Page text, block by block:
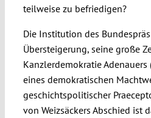
teilweise zu befriedigen?
Die Institution des
Übersteigerung, seine große
Kanzlerdemokratie Adenauers
eines demokratischen
geschichtspolitischer
von Weizsäckers Abschied ist